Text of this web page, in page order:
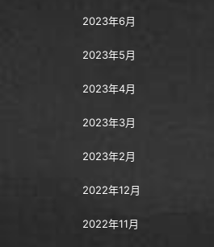
2023年6月
2023年5月
2023年4月
2023年3月
2023年2月
2022年12月
2022年11月